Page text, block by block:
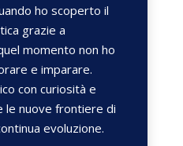
ho scoperto il
grazie a
momento non ho
e imparare.
con curiosità e
le nuove frontiere di
evoluzione.